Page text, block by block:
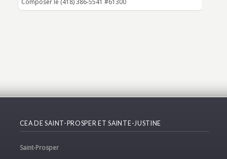
Composer le (418) 386-5541 #61300
CEA DE SAINT-PROSPER ET SAINTE-JUSTINE
Saint-Prosper